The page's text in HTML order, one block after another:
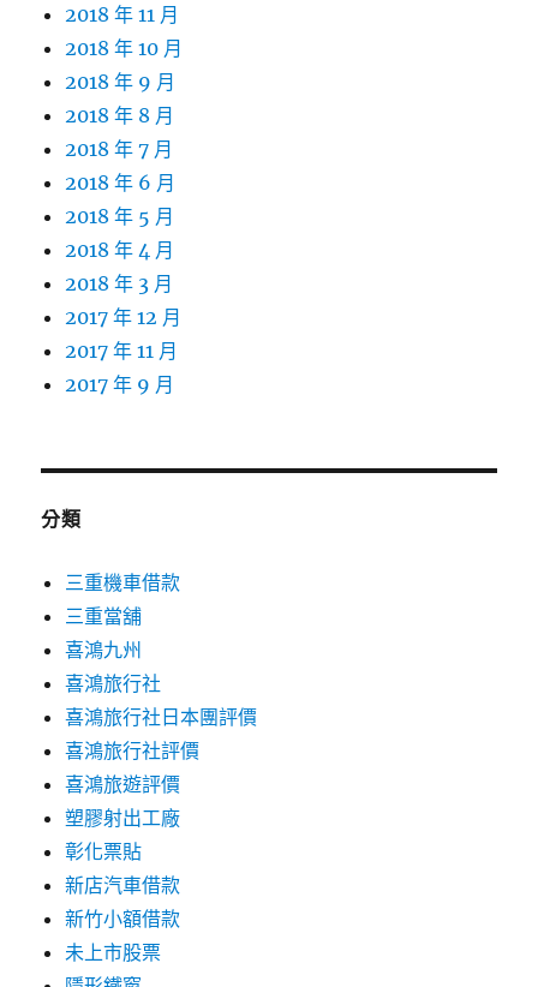
2018 年 11 月
2018 年 10 月
2018 年 9 月
2018 年 8 月
2018 年 7 月
2018 年 6 月
2018 年 5 月
2018 年 4 月
2018 年 3 月
2017 年 12 月
2017 年 11 月
2017 年 9 月
分類
三重機車借款
三重當舖
喜鴻九州
喜鴻旅行社
喜鴻旅行社日本團評價
喜鴻旅行社評價
喜鴻旅遊評價
塑膠射出工廠
彰化票貼
新店汽車借款
新竹小額借款
未上市股票